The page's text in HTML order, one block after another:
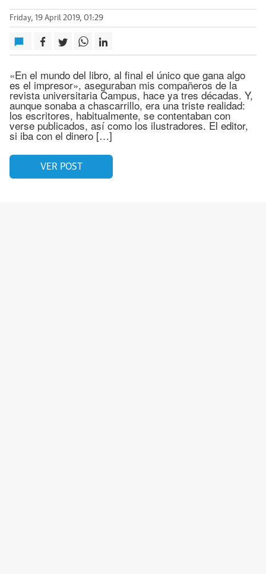
Friday, 19 April 2019, 01:29
«En el mundo del libro, al final el único que gana algo
es el impresor», aseguraban mis compañeros de la
revista universitaria Campus, hace ya tres décadas. Y,
aunque sonaba a chascarrillo, era una triste realidad:
los escritores, habitualmente, se contentaban con
verse publicados, así como los ilustradores. El editor,
si iba con el dinero […]
VER POST